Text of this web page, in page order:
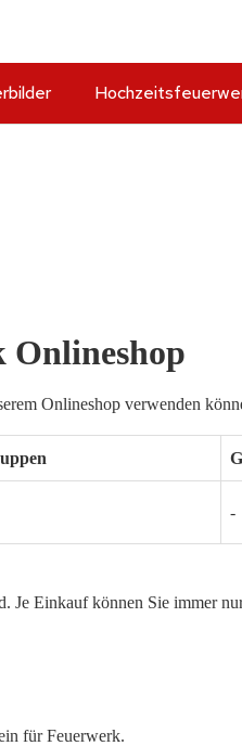
Onlineshop
Onlineshop verwenden
-
Je Einkauf können Sie immer
für Feuerwerk.